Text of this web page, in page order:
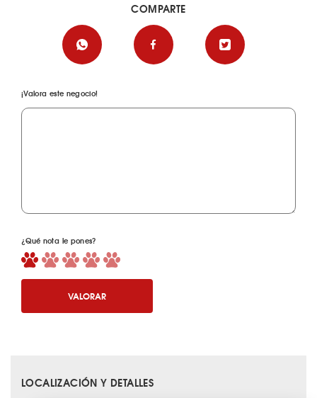
¡Valora este negocio!
¿Qué nota le pones?
VALORAR
COMPARTE
LOCALIZACIÓN Y DETALLES